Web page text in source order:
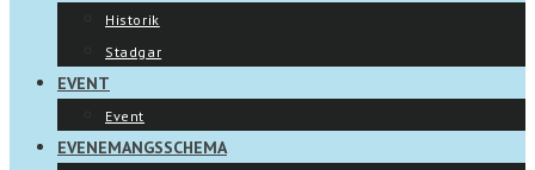
Historik
Stadgar
EVENT
Event
EVENEMANGSSCHEMA